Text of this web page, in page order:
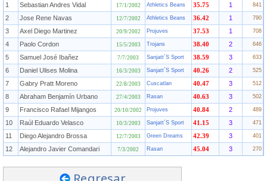
1 Sebastian Andres Vidal 17/1/2002 Athletics Beans 35.75 1 841
2 Jose Rene Navas 12/7/2002 Athletics Beans 36.42 1 790
3 Axel Diego Martinez 20/9/2002 Projuves 37.53 1 708
4 Paolo Cordon 15/5/2003 Trojans 38.40 2 646
5 Samuel José Ibañez 7/7/2003 Sanjatt´S Sport 38.59 3 633
6 Daniel Ulises Molina 16/3/2003 Sanjatt´S Sport 40.26 2 525
7 Gabry Pratt Moreno 22/8/2003 Cuscatlan 40.47 3 512
8 Abraham Benjamín Urbano 27/4/2003 Rasan 40.63 3 502
9 Francisco Rafael Mijangos 20/10/2002 Projuves 40.84 2 489
10 Raúl Eduardo Velasco 10/3/2003 Sanjatt´S Sport 41.15 3 471
11 Diego Alejandro Brossa 12/7/2003 Green Dreams 42.39 3 401
12 Alejandro Javier Comandari 7/3/2002 Rasan 45.04 3 270